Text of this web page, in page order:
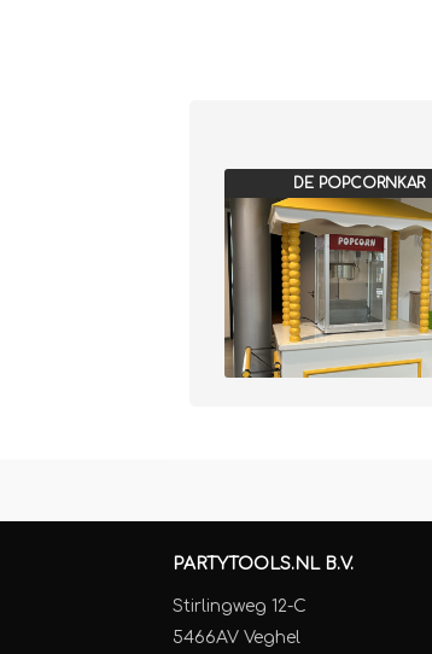
DE POPCORNKAR
PARTYTOOLS.NL B.V.
Stirlingweg 12-C
5466AV Veghel